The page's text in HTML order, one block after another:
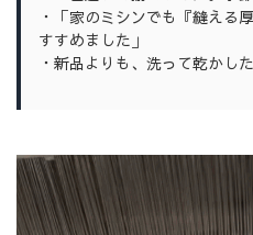
・「家のミシンでも『縫える
すすめました」
・新品よりも、洗って乾かし